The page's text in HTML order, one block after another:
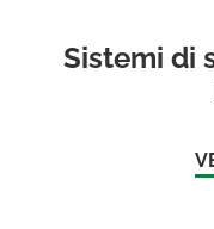
Sistemi di